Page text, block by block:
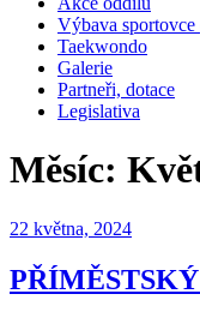
Výbava sportovce
Taekwondo
Galerie
Partneři, dotace
Legislativa
Měsíc:
Publikováno
22 května, 2024